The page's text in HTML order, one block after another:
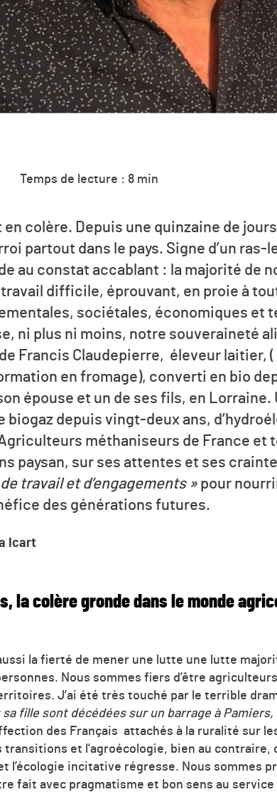
Temps de lecture : 8 min
colère. Depuis une quinzaine de
partout dans le pays. Signe d’un ras-
au constat accablant : la majorité de
difficile, éprouvant, en proie à
sociétales, économiques et
ni plus ni moins, notre souveraineté
Francis Claudepierre, éleveur laitier,
en fromage), converti en bio
épouse et un de ses fils, en
biogaz depuis vingt-deux ans,
méthaniseurs de France et
paysan, sur ses attentes et ses
travail et d’engagements » pour
des générations futures.
Icart
la colère gronde dans le monde
la fierté de mener une lutte une lutte
Nous sommes fiers d’être
J’ai été très touché par le terrible
fille sont décédées sur un barrage à Pamiers,
des Français attachés à la ruralité sur
et l’agroécologie, bien au contraire,
l’écologie incitative régresse. Nous sommes
fait avec pragmatisme et bon sens au service